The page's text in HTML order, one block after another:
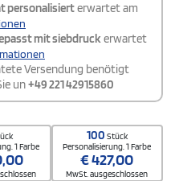
personalisierterwartet am
mit siebdruckerwartet
Versendung benötigt
un+49 221 42915860
1 Farbe
100 Stück
Personalisierung. 1 Farbe
€427,00
MwSt. ausgeschlossen